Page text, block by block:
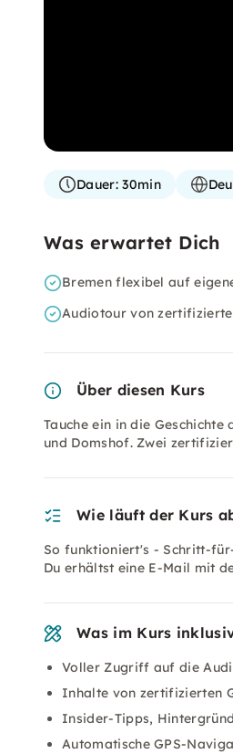
Dauer:30min
Was erwartet Dich
Bremen flexibel auf
Audiotour von
Über diesen Kurs
Tauche ein in die
und Domshof. Zwei
Wie läuft der Kurs
So funktioniert's - Schritt-
Du erhältst eine E-Mail mit
Was im Kurs
Voller Zugriff auf die
Inhalte von zertifizierten
Insider-Tipps,
Automatische GPS-